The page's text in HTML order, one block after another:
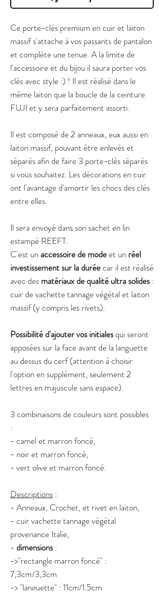
Ce porte-clés premium en cuir et laiton
massif s'attache à vos passants de pantalon
et complète une tenue. A la limite de
l'accessoire et du bijou il saura porter vos
clés avec style :) ! Il est réalisé dans le
même laiton que la boucle de la ceinture
FUJI et y sera parfaitement assorti.
Il est composé de 2 anneaux, eux aussi en
laiton massif, pouvant être enlevés et
séparés afin de faire 3 porte-clés séparés
si vous souhaitez. Les décorations en cuir
ont l'avantage d'amortir les chocs des clés
entre elles.
Il sera envoyé dans son sachet en lin
estampé REEFT.
C'est unaccessoire de modeet un réel
investissement sur la duréecar il est réalisé
avec des matériaux de qualité ultra solides:
cuir de vachette tannage végétal et laiton
massif (y compris les rivets).
Possibilité d'ajouter vos initialesqui seront
apposées sur la face avant de la languette
au dessus du cerf (attention à choisir
l'option en supplément, seulement 2
lettres en majuscule sans espace).
3 combinaisons de couleurs sont possibles
:
- camel et marron foncé,
- noir et marron foncé,
- vert olive et marron foncé.
Descriptions :
- Anneaux, Crochet, et rivet en laiton,
- cuir vachette tannage végétal
provenance Italie,
- dimensions:
->"rectangle marron foncé" :
7,3cm/3,3cm
-> "languette" : 11cm/1,5cm